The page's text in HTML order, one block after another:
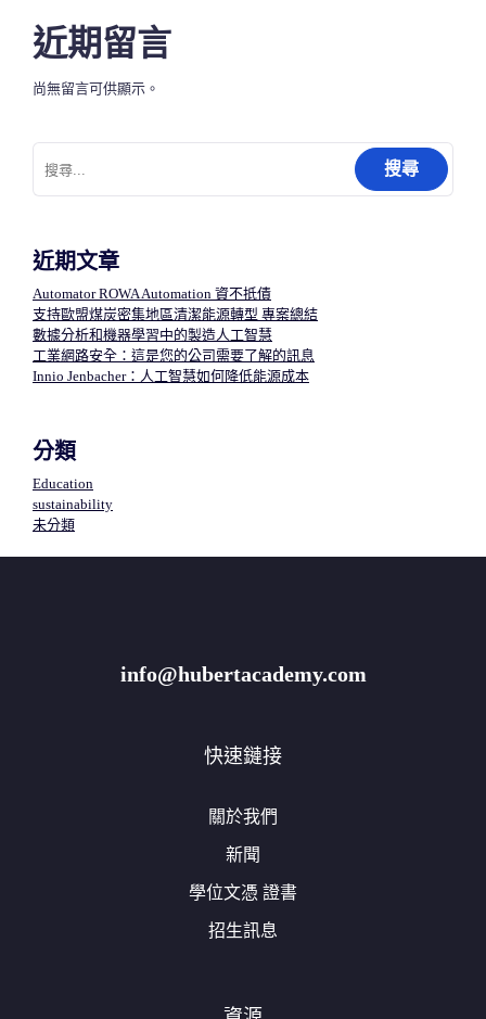
近期留言
尚無留言可供顯示。
尋
關
近期文章
Automator ROWA Automation 資不抵債
支持歐盟煤炭密集地區清潔能源轉型 專案總結
數據分析和機器學習中的製造人工智慧​
工業網路安全：這是您的公司需要了解的訊息
Innio Jenbacher：人工智慧如何降低能源成本
分類
Education
sustainability
未分類
info@hubertacademy.com
快速鏈接
關於我們
新聞
學位文憑 證書
招生訊息